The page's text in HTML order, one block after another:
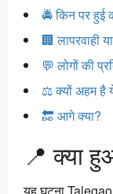
🚔 किन पर हुई
🏢 लापरवाही
💬 लोगों की
⚖️ क्यों अहम है
🔚 आगे क्या?
📍 क्या